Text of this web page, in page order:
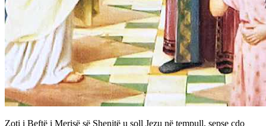
Zoti i Beftë i Merisë së Shenjtë u soll Jezu në tempull, sepse çdo